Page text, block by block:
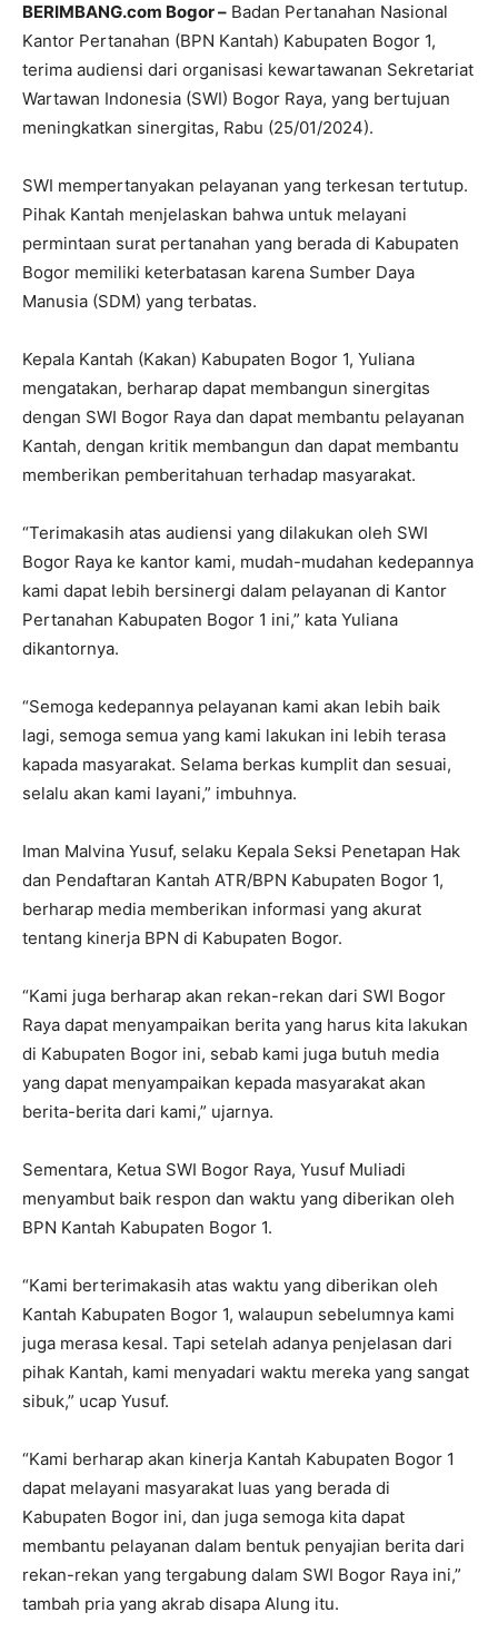
BERIMBANG.com Bogor – Badan Pertanahan Nasional
Kantor Pertanahan (BPN Kantah) Kabupaten Bogor 1,
terima audiensi dari organisasi kewartawanan Sekretariat
Wartawan Indonesia (SWI) Bogor Raya, yang bertujuan
meningkatkan sinergitas, Rabu (25/01/2024).
SWI mempertanyakan pelayanan yang terkesan tertutup.
Pihak Kantah menjelaskan bahwa untuk melayani
permintaan surat pertanahan yang berada di Kabupaten
Bogor memiliki keterbatasan karena Sumber Daya
Manusia (SDM) yang terbatas.
Kepala Kantah (Kakan) Kabupaten Bogor 1, Yuliana
mengatakan, berharap dapat membangun sinergitas
dengan SWI Bogor Raya dan dapat membantu pelayanan
Kantah, dengan kritik membangun dan dapat membantu
memberikan pemberitahuan terhadap masyarakat.
“Terimakasih atas audiensi yang dilakukan oleh SWI
Bogor Raya ke kantor kami, mudah-mudahan kedepannya
kami dapat lebih bersinergi dalam pelayanan di Kantor
Pertanahan Kabupaten Bogor 1 ini,” kata Yuliana
dikantornya.
“Semoga kedepannya pelayanan kami akan lebih baik
lagi, semoga semua yang kami lakukan ini lebih terasa
kapada masyarakat. Selama berkas kumplit dan sesuai,
selalu akan kami layani,” imbuhnya.
Iman Malvina Yusuf, selaku Kepala Seksi Penetapan Hak
dan Pendaftaran Kantah ATR/BPN Kabupaten Bogor 1,
berharap media memberikan informasi yang akurat
tentang kinerja BPN di Kabupaten Bogor.
“Kami juga berharap akan rekan-rekan dari SWI Bogor
Raya dapat menyampaikan berita yang harus kita lakukan
di Kabupaten Bogor ini, sebab kami juga butuh media
yang dapat menyampaikan kepada masyarakat akan
berita-berita dari kami,” ujarnya.
Sementara, Ketua SWI Bogor Raya, Yusuf Muliadi
menyambut baik respon dan waktu yang diberikan oleh
BPN Kantah Kabupaten Bogor 1.
“Kami berterimakasih atas waktu yang diberikan oleh
Kantah Kabupaten Bogor 1, walaupun sebelumnya kami
juga merasa kesal. Tapi setelah adanya penjelasan dari
pihak Kantah, kami menyadari waktu mereka yang sangat
sibuk,” ucap Yusuf.
“Kami berharap akan kinerja Kantah Kabupaten Bogor 1
dapat melayani masyarakat luas yang berada di
Kabupaten Bogor ini, dan juga semoga kita dapat
membantu pelayanan dalam bentuk penyajian berita dari
rekan-rekan yang tergabung dalam SWI Bogor Raya ini,”
tambah pria yang akrab disapa Alung itu.